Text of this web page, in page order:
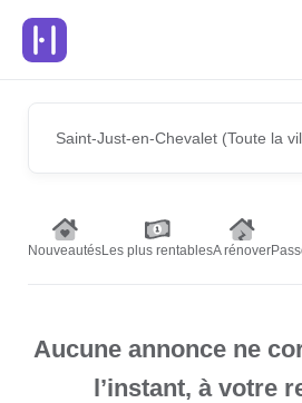
Saint-Just-en-Chevalet (Toute la
NouveautésLes plus rentablesA rénover
Aucune annonce ne
l’instant, à votre